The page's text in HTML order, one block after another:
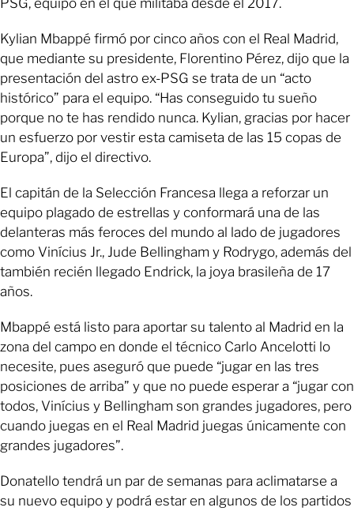
Kylian Mbappé firmó por cinco años con el Real Madrid,
que mediante su presidente, Florentino Pérez, dijo que la
presentación del astro ex-PSG se trata de un “acto
histórico” para el equipo. “Has conseguido tu sueño
porque no te has rendido nunca. Kylian, gracias por hacer
un esfuerzo por vestir esta camiseta de las 15 copas de
Europa”, dijo el directivo.
El capitán de la Selección Francesa llega a reforzar un
equipo plagado de estrellas y conformará una de las
delanteras más feroces del mundo al lado de jugadores
como Vinícius Jr., Jude Bellingham y Rodrygo, además del
también recién llegado Endrick, la joya brasileña de 17
años.
Mbappé está listo para aportar su talento al Madrid en la
zona del campo en donde el técnico Carlo Ancelotti lo
necesite, pues aseguró que puede “jugar en las tres
posiciones de arriba” y que no puede esperar a “jugar con
todos, Vinícius y Bellingham son grandes jugadores, pero
cuando juegas en el Real Madrid juegas únicamente con
grandes jugadores”.
Donatello tendrá un par de semanas para aclimatarse a
su nuevo equipo y podrá estar en algunos de los partidos